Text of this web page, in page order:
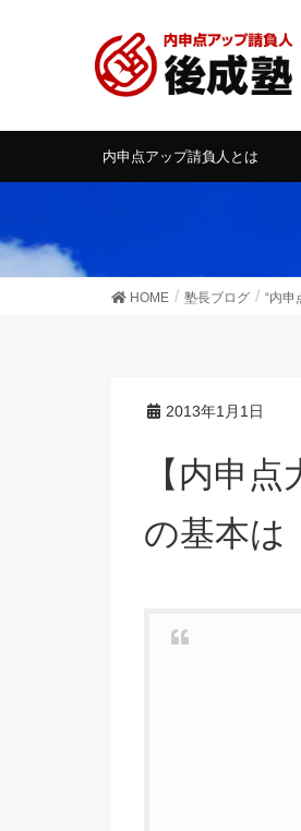
内申点アップ請負人とは
HOME 塾長ブログ “内申
2013年1月1日
【内申点大辞典】～第３章①～ 内申点アップ
の基本は